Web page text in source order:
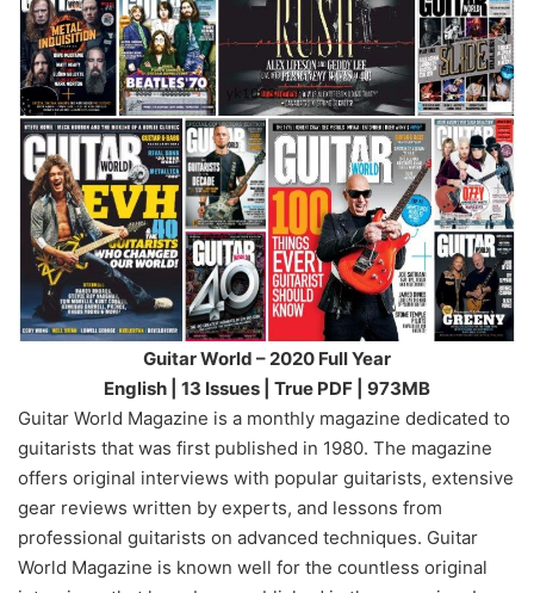
Guitar World – 2020 Full Year
English | 13 Issues | True PDF | 973MB
Guitar World Magazine is a monthly magazine dedicated to
guitarists that was first published in 1980. The magazine
offers original interviews with popular guitarists, extensive
gear reviews written by experts, and lessons from
professional guitarists on advanced techniques. Guitar
World Magazine is known well for the countless original